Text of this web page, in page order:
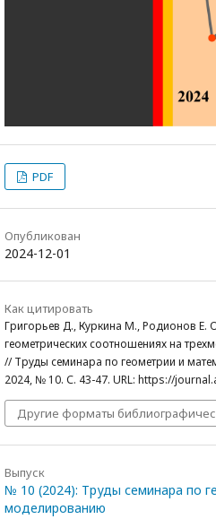
PDF
Опубликован
2024-12-01
Как цитировать
Григорьев Д., Куркина М., Родионов Е.
геометрических соотношениях на
// Труды семинара по геометрии и
2024, № 10. С. 43-47. URL: https://
Другие форматы
Выпуск
№ 10 (2024): Труды семинара по
моделированию